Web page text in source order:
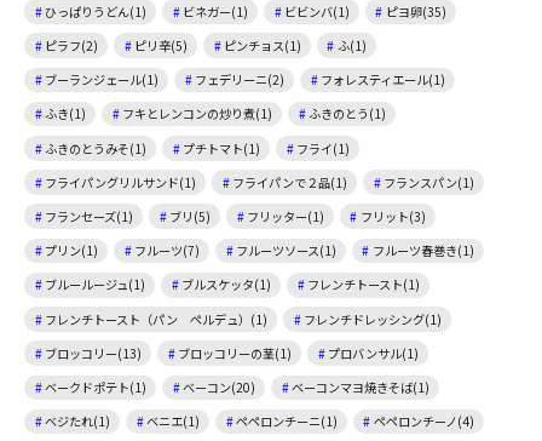
ひっぱりうどん(1)
ビネガー(1) ビビンバ(1)
ピヨ卵(35)
ピラフ(2)
ピリ辛(5) ピンチョス(1)
ふ(1)
ブーランジェール(1)
フェデリーニ(2)
フォレスティエール(1)
ふき(1)
フキとレンコンの炒り煮(1)
ふきのとう(1)
ふきのとうみそ(1)
プチトマト(1)
フライ(1)
フライパングリルサンド(1)
フライパンで２品(1)
フランスパン(1)
フランセーズ(1)
ブリ(5) フリッター(1)
フリット(3)
プリン(1)
フルーツ(7) フルーツソース(1)
フルーツ春巻き(1)
ブルールージュ(1)
ブルスケッタ(1)
フレンチトースト(1)
フレンチトースト（パン ペルデュ）(1)
フレンチドレッシング(1)
ブロッコリー(13)
ブロッコリーの茎(1)
プロバンサル(1)
ベークドポテト(1)
ベーコン(20)
ベーコンマヨ焼きそば(1)
ベジたれ(1)
ベニエ(1) ペペロンチーニ(1)
ペペロンチーノ(4)